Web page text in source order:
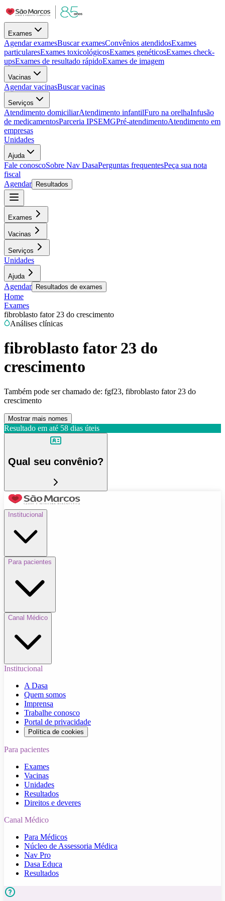
Exames
Agendar examesBuscar examesConvênios atendidosExames
particularesExames toxicológicosExames genéticosExames check-
upsExames de resultado rápidoExames de imagem
Vacinas
Agendar vacinasBuscar vacinas
Serviços
Atendimento domiciliarAtendimento infantilFuro na orelhaInfusão
de medicamentosParceria IPSEMGPré-atendimentoAtendimento em
empresas
Unidades
Ajuda
Fale conoscoSobre Nav DasaPerguntas frequentesPeça sua nota
fiscal
Agendar
Resultados
Exames
Vacinas
Serviços
Unidades
Ajuda
Agendar Resultados de exames
Home
Exames
fibroblasto fator 23 do crescimento
Análises clínicas
fibroblasto fator 23 do
crescimento
Também pode ser chamado de: fgf23, fibroblasto fator 23 do
crescimento
Mostrar mais nomes
Resultado em até 58 dias úteis
Qual seu convênio?
Institucional
Para pacientes
Canal Médico
Institucional
A Dasa
Quem somos
Imprensa
Trabalhe conosco
Portal de privacidade
Política de cookies
Para pacientes
Exames
Vacinas
Unidades
Resultados
Direitos e deveres
Canal Médico
Para Médicos
Núcleo de Assessoria Médica
Nav Pro
Dasa Educa
Resultados